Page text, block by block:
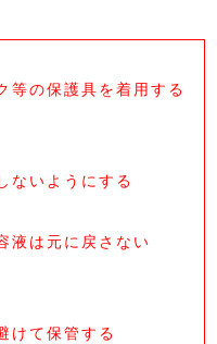
性洗剤は漬け置きせずに、
明すればよかったです。コ
等の保護具を着用する
ないようにする
液は元に戻さない
けて保管する